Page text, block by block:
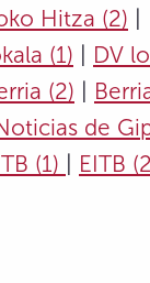
Hitza (2)
(1)
DV
(2)
de
(1) EITB